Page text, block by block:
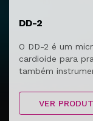
DD-2
O DD-2 é um
cardioide para
também
VER